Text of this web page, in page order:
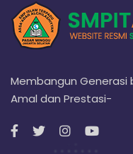
Membangun Generasi
Amal dan Prestasi-